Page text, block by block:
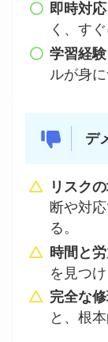
即時対応
く、す
学習経験
ルが身に
デ
リスク
断や対
る。
時間と
を見つ
完全な
と、根